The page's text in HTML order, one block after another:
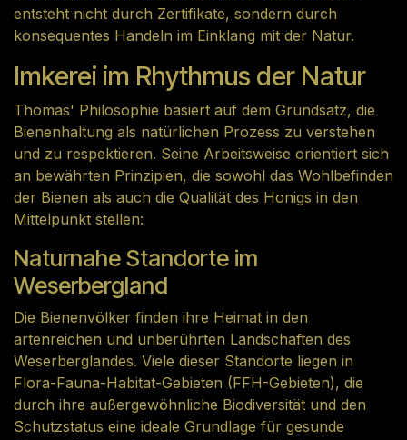
entsteht nicht durch Zertifikate, sondern durch
konsequentes Handeln im Einklang mit der Natur.
Imkerei im Rhythmus der Natur
Thomas' Philosophie basiert auf dem Grundsatz, die
Bienenhaltung als natürlichen Prozess zu verstehen
und zu respektieren. Seine Arbeitsweise orientiert sich
an bewährten Prinzipien, die sowohl das Wohlbefinden
der Bienen als auch die Qualität des Honigs in den
Mittelpunkt stellen:
Naturnahe Standorte im
Weserbergland
Die Bienenvölker finden ihre Heimat in den
artenreichen und unberührten Landschaften des
Weserberglandes. Viele dieser Standorte liegen in
Flora-Fauna-Habitat-Gebieten (FFH-Gebieten), die
durch ihre außergewöhnliche Biodiversität und den
Schutzstatus eine ideale Grundlage für gesunde